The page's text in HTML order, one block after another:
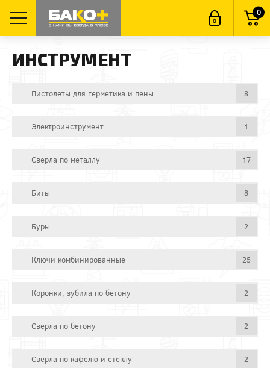
0
ИНСТРУМЕНТ
Пистолеты для герметика и пены 8
Электроинструмент 1
Сверла по металлу 17
Биты 8
Буры 2
Ключи комбинированные 25
Коронки, зубила по бетону 2
Сверла по бетону 2
Сверла по кафелю и стеклу 2